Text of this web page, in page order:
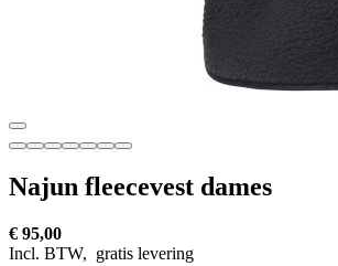
Najun fleecevest dames
€ 95,00
Incl. BTW, gratis levering